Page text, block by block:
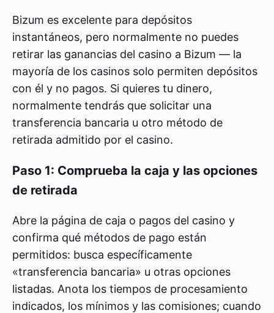
Bizum es excelente para depósitos
instantáneos, pero normalmente no puedes
retirar las ganancias del casino a Bizum — la
mayoría de los casinos solo permiten depósitos
con él y no pagos. Si quieres tu dinero,
normalmente tendrás que solicitar una
transferencia bancaria u otro método de
retirada admitido por el casino.
Paso 1: Comprueba la caja y las opciones
de retirada
Abre la página de caja o pagos del casino y
confirma qué métodos de pago están
permitidos: busca específicamente
«transferencia bancaria» u otras opciones
listadas. Anota los tiempos de procesamiento
indicados, los mínimos y las comisiones; cuando